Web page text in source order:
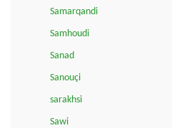
Samarqandi
Samhoudi
Sanad
Sanouçi
sarakhsi
Sawi